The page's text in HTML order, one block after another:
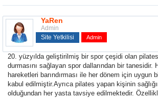
YaRen
Admin
Site Yetkilisi
Admin
20. yüzyılda geliştirilmiş bir spor çeşidi olan
durmasını sağlayan spor dallarından bir tanesidir.
hareketleri barındırması ile her dönem için uygun
kabul edilmiştir.Ayrıca pilates yapan kişinin
olduğundan her yasta tavsiye edilmektedir.